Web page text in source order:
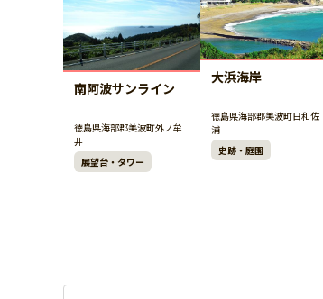
南阿波サンライン
徳島県海部郡美波町外ノ牟
井
展望台・タワー
大浜海岸
徳島県海部郡美波町日和佐
浦
史跡・庭園